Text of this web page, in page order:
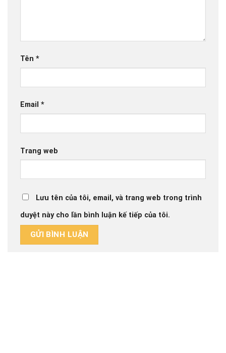
Tên *
Email *
Trang web
Lưu tên của tôi, email, và trang web trong trình
duyệt này cho lần bình luận kế tiếp của tôi.